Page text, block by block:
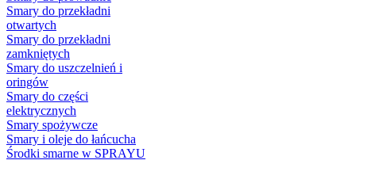
Smary do przekładni
otwartych
Smary do przekładni
zamkniętych
Smary do uszczelnień i
oringów
Smary do części
elektrycznych
Smary spożywcze
Smary i oleje do łańcucha
Środki smarne w SPRAYU